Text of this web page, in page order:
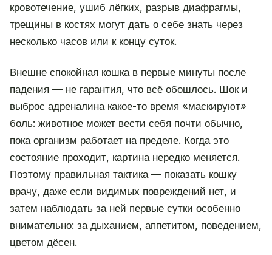
кровотечение, ушиб лёгких, разрыв диафрагмы,
трещины в костях могут дать о себе знать через
несколько часов или к концу суток.
Внешне спокойная кошка в первые минуты после
падения — не гарантия, что всё обошлось. Шок и
выброс адреналина какое-то время «маскируют»
боль: животное может вести себя почти обычно,
пока организм работает на пределе. Когда это
состояние проходит, картина нередко меняется.
Поэтому правильная тактика — показать кошку
врачу, даже если видимых повреждений нет, и
затем наблюдать за ней первые сутки особенно
внимательно: за дыханием, аппетитом, поведением,
цветом дёсен.